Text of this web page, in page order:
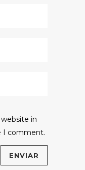
in
I comment.